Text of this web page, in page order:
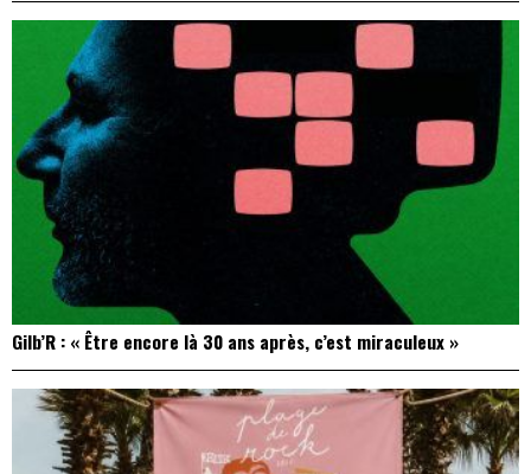
Gilb’R : « Être encore là 30 ans après, c’est miraculeux »